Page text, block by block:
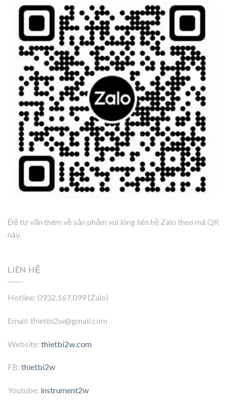
Để tư vấn thêm về sản phẩm vui lòng liên hệ Zalo theo mã QR
này.
LIÊN HỆ
Hotline: 0932.167.099 (Zalo)
Email: thietbi2w@gmail.com
Website: thietbi2w.com
FB: thietbi2w
Youtube: instrument2w